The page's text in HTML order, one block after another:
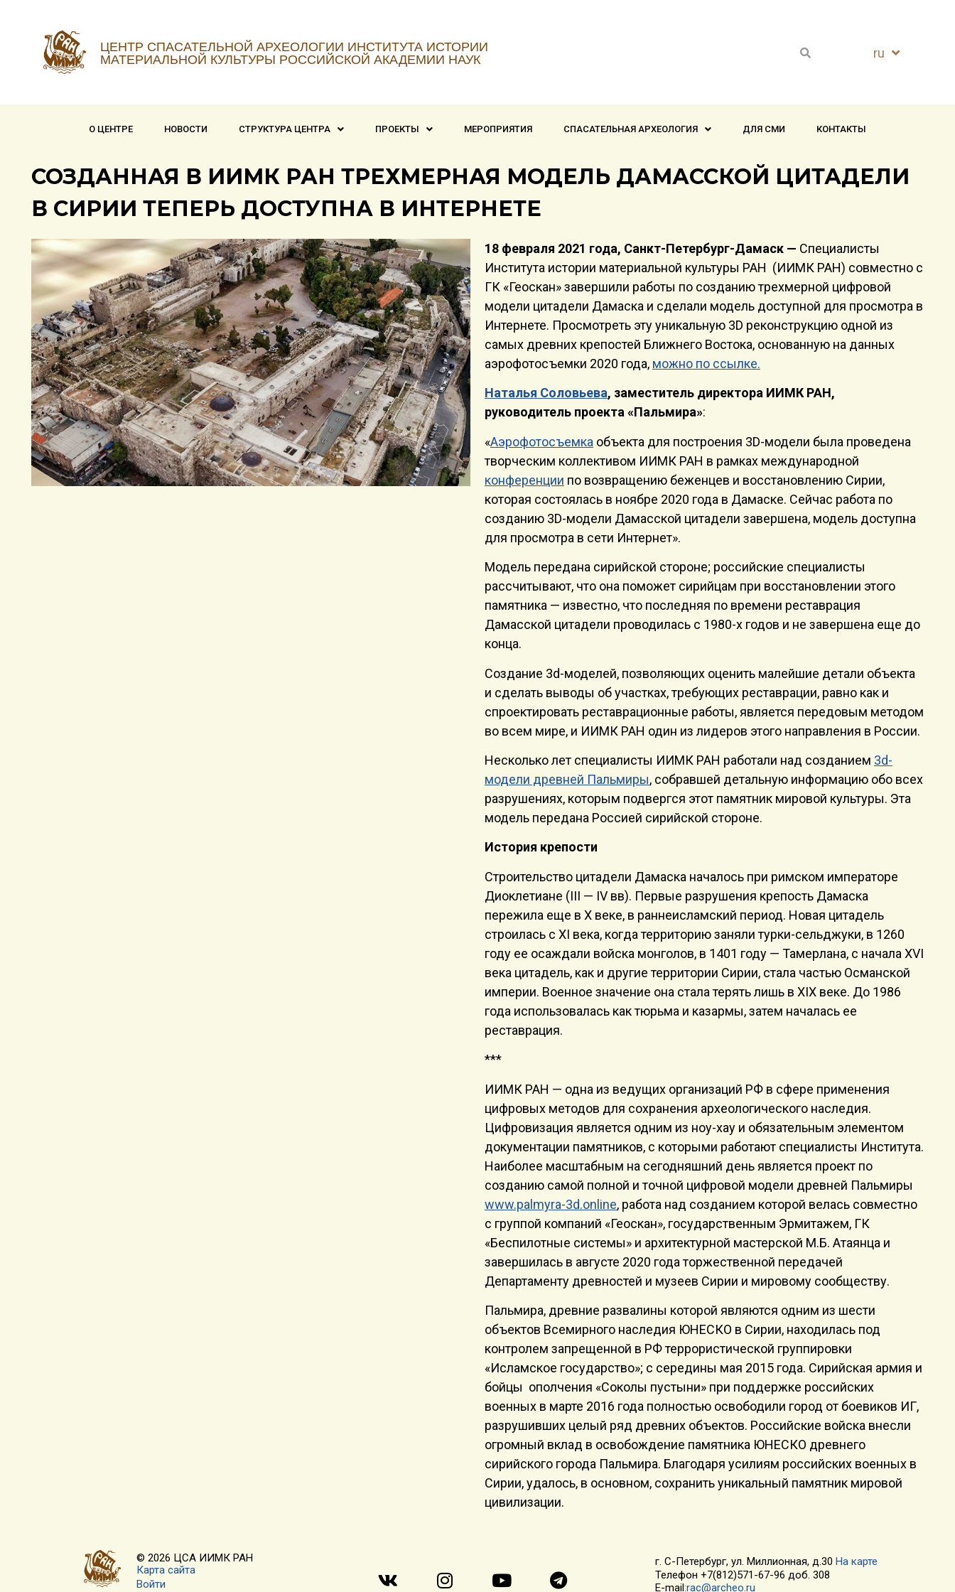
ЦЕНТР СПАСАТЕЛЬНОЙ АРХЕОЛОГИИ ИНСТИТУТА ИСТОРИИ
МАТЕРИАЛЬНОЙ КУЛЬТУРЫ РОССИЙСКОЙ АКАДЕМИИ НАУК ru
en
О ЦЕНТРЕ НОВОСТИ СТРУКТУРА ЦЕНТРА ПРОЕКТЫ МЕРОПРИЯТИЯ СПАСАТЕЛЬНАЯ АРХЕОЛОГИЯ ДЛЯ СМИ КОНТАКТЫ
СОЗДАННАЯ В ИИМК РАН ТРЕХМЕРНАЯ МОДЕЛЬ ДАМАССКОЙ ЦИТАДЕЛИ
В СИРИИ ТЕПЕРЬ ДОСТУПНА В ИНТЕРНЕТЕ
18 февраля 2021 года, Санкт-Петербург-Дамаск — Специалисты
Института истории материальной культуры РАН (ИИМК РАН) совместно с
ГК «Геоскан» завершили работы по созданию трехмерной цифровой
модели цитадели Дамаска и сделали модель доступной для просмотра в
Интернете. Просмотреть эту уникальную 3D реконструкцию одной из
самых древних крепостей Ближнего Востока, основанную на данных
аэрофотосъемки 2020 года, можно по ссылке.
Наталья Соловьева, заместитель директора ИИМК РАН,
руководитель проекта «Пальмира»:
«Аэрофотосъемка объекта для построения 3D-модели была проведена
творческим коллективом ИИМК РАН в рамках международной
конференции по возвращению беженцев и восстановлению Сирии,
которая состоялась в ноябре 2020 года в Дамаске. Сейчас работа по
созданию 3D-модели Дамасской цитадели завершена, модель доступна
для просмотра в сети Интернет».
Модель передана сирийской стороне; российские специалисты
рассчитывают, что она поможет сирийцам при восстановлении этого
памятника — известно, что последняя по времени реставрация
Дамасской цитадели проводилась с 1980-х годов и не завершена еще до
конца.
Создание 3d-моделей, позволяющих оценить малейшие детали объекта
и сделать выводы об участках, требующих реставрации, равно как и
спроектировать реставрационные работы, является передовым методом
во всем мире, и ИИМК РАН один из лидеров этого направления в России.
Несколько лет специалисты ИИМК РАН работали над созданием 3d-
модели древней Пальмиры, собравшей детальную информацию обо всех
разрушениях, которым подвергся этот памятник мировой культуры. Эта
модель передана Россией сирийской стороне.
История крепости
Строительство цитадели Дамаска началось при римском императоре
Диоклетиане (III — IV вв). Первые разрушения крепость Дамаска
пережила еще в Х веке, в раннеисламский период. Новая цитадель
строилась с XI века, когда территорию заняли турки-сельджуки, в 1260
году ее осаждали войска монголов, в 1401 году — Тамерлана, с начала XVI
века цитадель, как и другие территории Сирии, стала частью Османской
империи. Военное значение она стала терять лишь в XIX веке. До 1986
года использовалась как тюрьма и казармы, затем началась ее
реставрация.
***
ИИМК РАН — одна из ведущих организаций РФ в сфере применения
цифровых методов для сохранения археологического наследия.
Цифровизация является одним из ноу-хау и обязательным элементом
документации памятников, с которыми работают специалисты Института.
Наиболее масштабным на сегодняшний день является проект по
созданию самой полной и точной цифровой модели древней Пальмиры
www.palmyra-3d.online, работа над созданием которой велась совместно
с группой компаний «Геоскан», государственным Эрмитажем, ГК
«Беспилотные системы» и архитектурной мастерской М.Б. Атаянца и
завершилась в августе 2020 года торжественной передачей
Департаменту древностей и музеев Сирии и мировому сообществу.
Пальмира, древние развалины которой являются одним из шести
объектов Всемирного наследия ЮНЕСКО в Сирии, находилась под
контролем запрещенной в РФ террористической группировки
«Исламское государство»; с середины мая 2015 года. Сирийская армия и
бойцы ополчения «Соколы пустыни» при поддержке российских
военных в марте 2016 года полностью освободили город от боевиков ИГ,
разрушивших целый ряд древних объектов. Российские войска внесли
огромный вклад в освобождение памятника ЮНЕСКО древнего
сирийского города Пальмира. Благодаря усилиям российских военных в
Сирии, удалось, в основном, сохранить уникальный памятник мировой
цивилизации.
© 2026 ЦСА ИИМК РАН
Карта сайта
Войти
г. С-Петербург, ул. Миллионная, д.30На карте
Телефон +7(812)571-67-96 доб. 308
E-mail:rac@archeo.ru